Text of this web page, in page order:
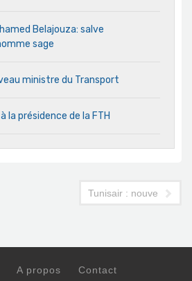
Belajouza: salve
sage
ministre du Transport
la présidence de la FTH
commandes de Tunisair Express
Tunisair : nouveau
A propos Contact